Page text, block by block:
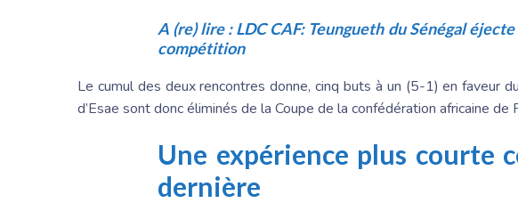
A (re) lire :LDC CAF: Teungueth du Sénégal
compétition
Le cumul des deux rencontres donne, cinq buts à un (5-1) en faveur
d’Esae sont donc éliminés de la Coupe de la confédération africaine de
Une expérience plus courte
dernière